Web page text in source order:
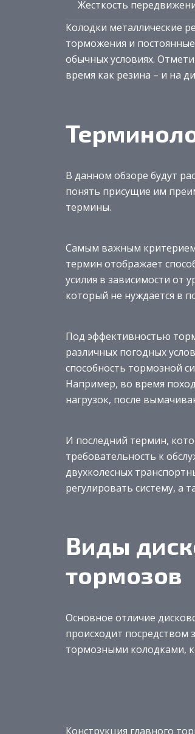
Жесткость
Колодки металлические
торможения и
обычных условиях.
время как резина – и на
В данном обзоре будут
понять присущие им
термины.
Самым важным критерием
термин отображает
усилия в зависимости от
который не нуждается в
Под эффективностью
различных погодных
способность тормозной
Например, во время
нагрузок, после
И последний термин,
требовательность к
двухколесных
регулировать систему, а
Виды
тормозов
Основное отличие
происходит посредством
тормозными колодками,
Конструкция главного